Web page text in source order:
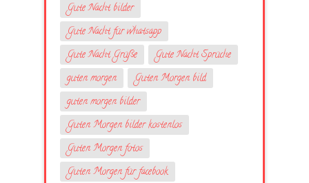
Gute Nacht bilder
Gute Nacht für whatsapp
Gute Nacht Grüße
Gute Nacht Sprüche
guten morgen
Guten Morgen bild
guten morgen bilder
Guten Morgen bilder kostenlos
Guten Morgen fotos
Guten Morgen für facebook